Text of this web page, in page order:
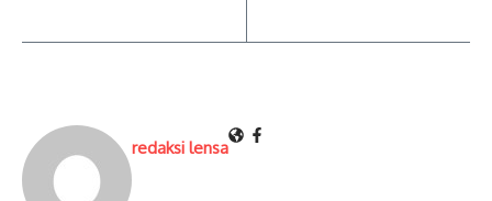
redaksi lensa